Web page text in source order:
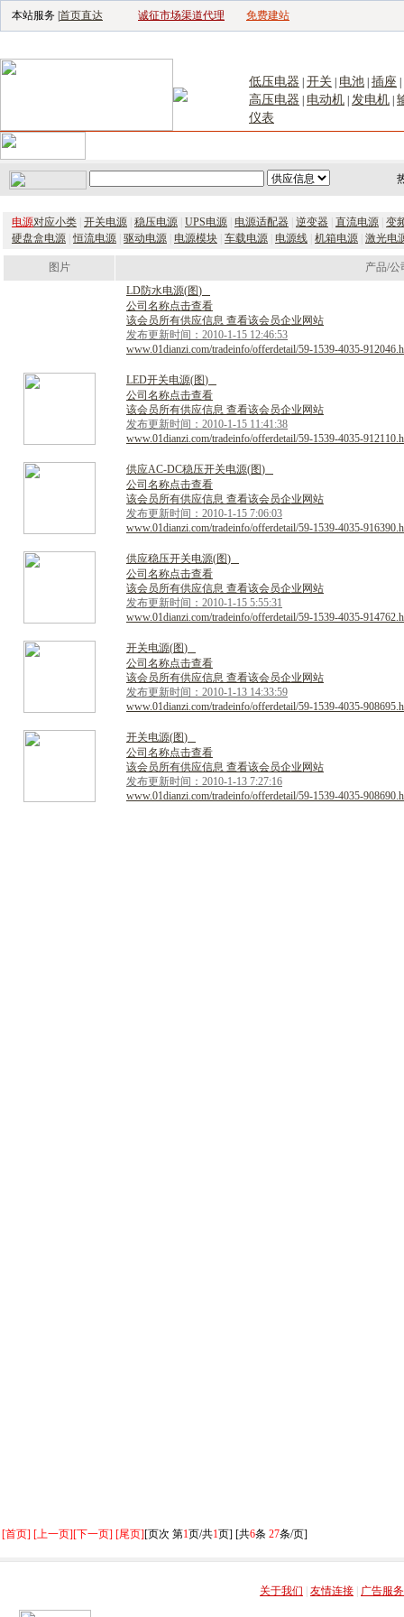
本站服务 | 首页直达 诚征市场渠道代理 免费建站
低压电器 开关 电池 插座
高压电器 电动机 发电机
仪表
电源对应小类 开关电源 稳压电源 UPS电源 电源适配器 逆变器 直流电源 变
硬盘盒电源 |恒流电源 驱动电源 电源模块 车载电源 电源线 机箱电源 激光电
图片
产品/公
LD防水电源(图)
公司名称点击查看
该会员所有供应信息 查看该会员企业网站
发布更新时间：2010-1-15 12:46:53
www.01dianzi.com/tradeinfo/offerdetail/59-1539-4035-
LED开关电源(图)
公司名称点击查看
该会员所有供应信息 查看该会员企业网站
发布更新时间：2010-1-15 11:41:38
www.01dianzi.com/tradeinfo/offerdetail/59-1539-4035-
供应AC-DC稳压开关电源(图)
公司名称点击查看
该会员所有供应信息 查看该会员企业网站
发布更新时间：2010-1-15 7:06:03
www.01dianzi.com/tradeinfo/offerdetail/59-1539-4035-
供应稳压开关电源(图)
公司名称点击查看
该会员所有供应信息 查看该会员企业网站
发布更新时间：2010-1-15 5:55:31
www.01dianzi.com/tradeinfo/offerdetail/59-1539-4035-
开关电源(图)
公司名称点击查看
该会员所有供应信息 查看该会员企业网站
发布更新时间：2010-1-13 14:33:59
www.01dianzi.com/tradeinfo/offerdetail/59-1539-4035-
开关电源(图)
公司名称点击查看
该会员所有供应信息 查看该会员企业网站
发布更新时间：2010-1-13 7:27:16
www.01dianzi.com/tradeinfo/offerdetail/59-1539-4035-
[首页] [上一页][下一页] [尾页][页次 第1页/共1页] [共6条 27条/页]
关于我们 友情连接 广告服务